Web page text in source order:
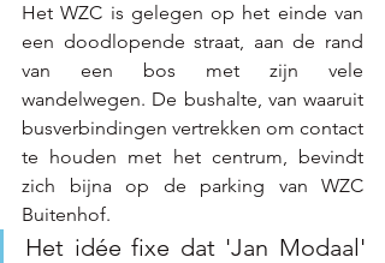
Het WZC is gelegen op het einde van
een doodlopende straat, aan de rand
van een bos met zijn vele
wandelwegen. De bushalte, van waaruit
busverbindingen vertrekken om contact
te houden met het centrum, bevindt
zich bijna op de parking van WZC
Buitenhof.
Het idée fixe dat 'Jan Modaal'